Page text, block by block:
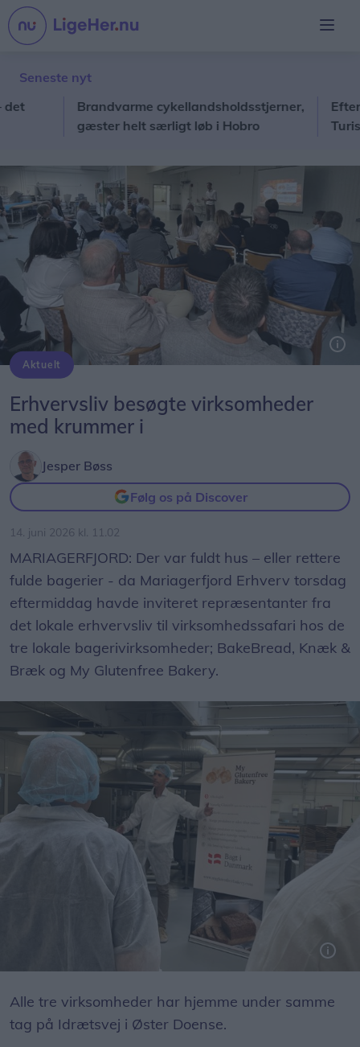
Seneste nyt
Brandvarme cykellandsholdsstjerner,
gæster helt særligt løb i Hobro
Efter 38 år
Turistfart
Aktuelt
Erhvervsliv besøgte virksomheder
med krummer i
Jesper Bøss
Følg os på Discover
14. juni 2026 kl. 11.02
MARIAGERFJORD: Der var fuldt hus – eller rettere
fulde bagerier - da Mariagerfjord Erhverv torsdag
eftermiddag havde inviteret repræsentanter fra
det lokale erhvervsliv til virksomhedssafari hos de
tre lokale bagerivirksomheder; BakeBread, Knæk &
Bræk og My Glutenfree Bakery.
Alle tre virksomheder har hjemme under samme
tag på Idrætsvej i Øster Doense.